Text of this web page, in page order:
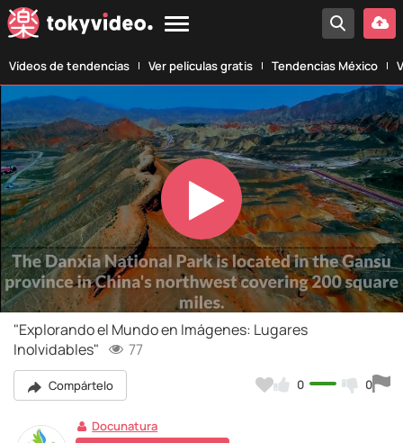
Vídeos de tendencias Ver películas gratis Tendencias México
Play
Video
"Explorando el Mundo en Imágenes: Lugares
Inolvidables"
77
Compártelo 0 0
Docunatura